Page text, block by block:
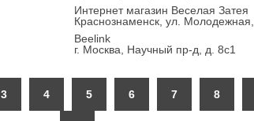
Интернет магазин Веселая Затея
Краснознаменск, ул.
Beelink
г. Москва, Научный пр-д, д. 8с1
3 4 5 6 7 8